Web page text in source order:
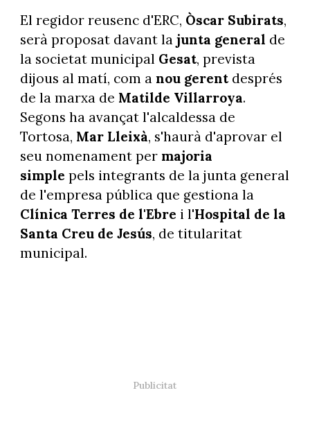
El regidor reusenc d'ERC, Òscar Subirats,
serà proposat davant lajunta general de
la societat municipal Gesat, prevista
dijous al matí, com a nou gerent després
de la marxa de Matilde Villarroya.
Segons ha avançat l'alcaldessa de
Tortosa, Mar Lleixà, s'haurà d'aprovar el
seu nomenament per majoria
simple pels integrants de la junta general
de l'empresa pública que gestiona la
Clínica Terres de l'Ebre i l'Hospital de la
Santa Creu de Jesús, de titularitat
municipal.